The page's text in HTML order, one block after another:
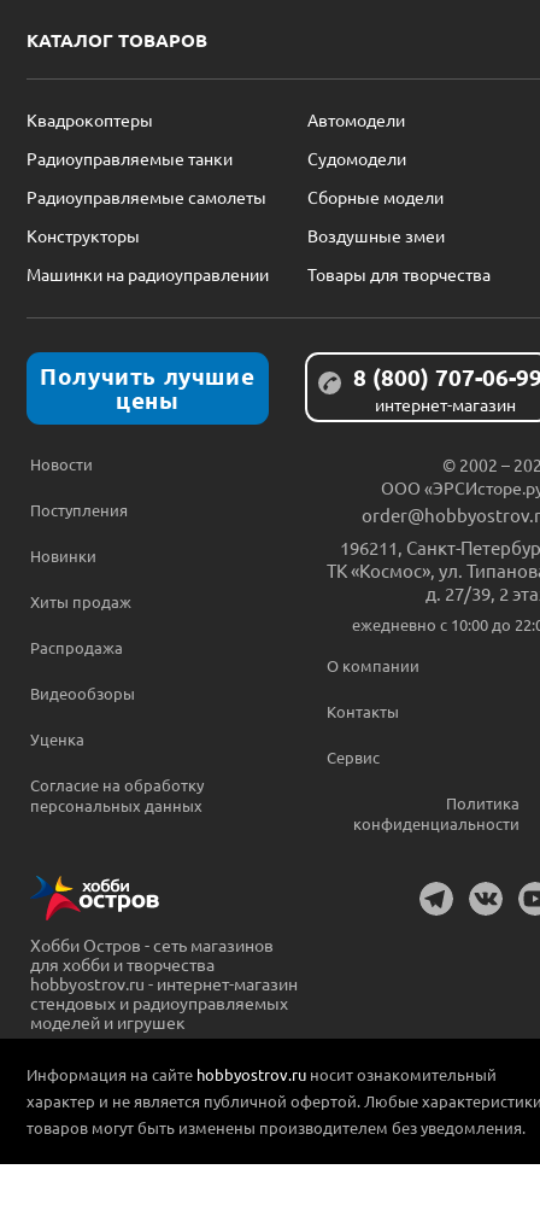
КАТАЛОГ ТОВАРОВ
Квадрокоптеры
Автомодели
Радиоуправляемые танки
Судомодели
Радиоуправляемые самолеты
Сборные модели
Конструкторы
Воздушные змеи
Машинки на радиоуправлении
Товары для творчества
Получить лучшие
цены
8 (800) 707-06-
интернет-магазин
Новости
Поступления
Новинки
Хиты продаж
Распродажа
Видеообзоры
Уценка
Согласие на обработку
персональных данных
© 2002 –
ООО
196211 Санкт-
ТК «Космос», ул.
д. 27/39, 2
ежедневно c 10:00 до
О компании
Контакты
Сервис
Политика
конфиденциальности
Хобби Остров - сеть магазинов
для хобби и творчества
hobbyostrov.ru - интернет-магазин
стендовых и радиоуправляемых
моделей и игрушек
Информация на сайте hobbyostrov.ru носит ознакомительный
характер и не является публичной офертой. Любые
товаров могут быть изменены производителем без уведомления.